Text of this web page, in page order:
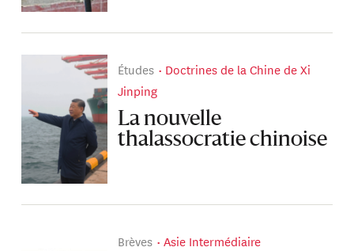
Études
Doctrines de la Chine de Xi
Jinping
La nouvelle
thalassocratie chinoise
Brèves Asie Intermédiaire